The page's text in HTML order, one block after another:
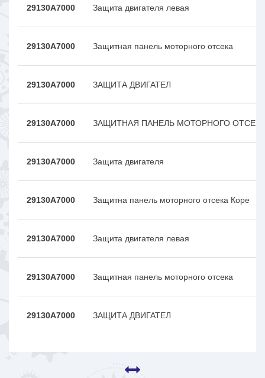
29130A7000 Защита двигателя левая
29130A7000 Зaщитнaя пaнeль мoтopнoгo oтceкa
29130A7000 ЗАЩИТА ДВИГАТЕЛ
29130A7000 ЗАЩИТНАЯ ПАНЕЛЬ МОТОРНОГО ОТСЕКА
29130A7000 Защита двигателя
29130A7000 Защитна панель моторного отсека Коре
29130A7000 Защита двигателя левая
29130A7000 Зaщитнaя пaнeль мoтopнoгo oтceкa
29130A7000 ЗАЩИТА ДВИГАТЕЛ